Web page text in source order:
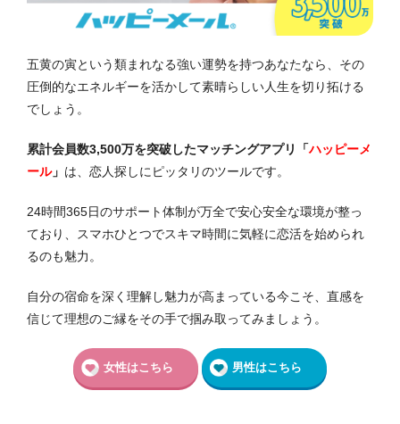
五黄の寅という類まれなる強い運勢を持つあなたなら、その
圧倒的なエネルギーを活かして素晴らしい人生を切り拓ける
でしょう。
累計会員数3,500万を突破したマッチングアプリ「ハッピーメ
ール」 は、恋人探しにピッタリのツールです。
24時間365日のサポート体制が万全で安心安全な環境が整っ
ており、スマホひとつでスキマ時間に気軽に恋活を始められ
るのも魅力。
自分の宿命を深く理解し魅力が高まっている今こそ、直感を
信じて理想のご縁をその手で掴み取ってみましょう。
女性はこちら 男性はこちら